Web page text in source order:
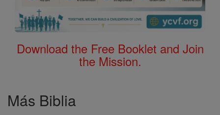
Download the Free Booklet and Join
the Mission.
Más Biblia